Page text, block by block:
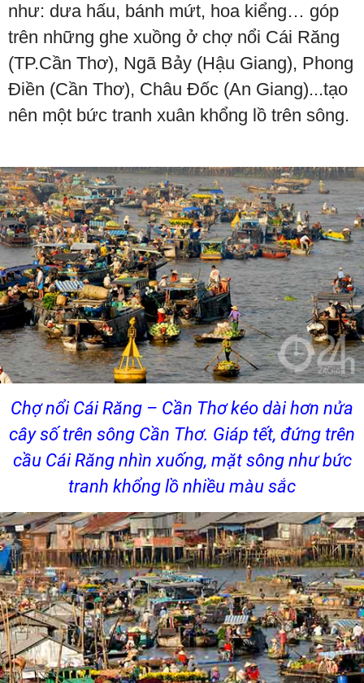
như: dưa hấu, bánh mứt, hoa kiểng… góp
trên những ghe xuồng ở chợ nổi Cái Răng
(TP.Cần Thơ), Ngã Bảy (Hậu Giang), Phong
Điền (Cần Thơ), Châu Đốc (An Giang)...tạo
nên một bức tranh xuân khổng lồ trên sông.
Chợ nổi Cái Răng – Cần Thơ kéo dài hơn nửa
cây số trên sông Cần Thơ. Giáp tết, đứng trên
cầu Cái Răng nhìn xuống, mặt sông như bức
tranh khổng lồ nhiều màu sắc